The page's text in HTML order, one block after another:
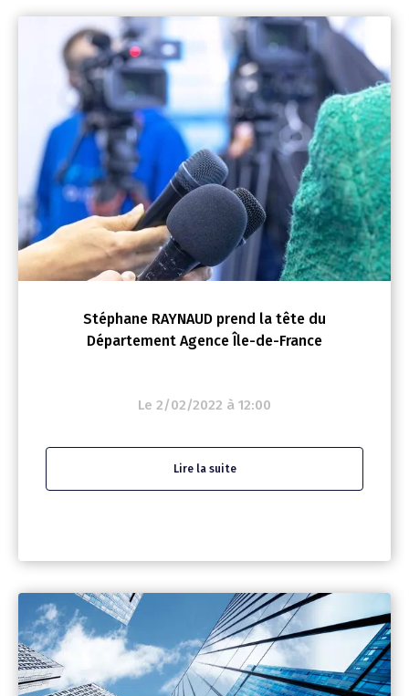
Stéphane RAYNAUD prend la tête du
Département Agence Île-de-France
Le 2/02/2022 à 12:00
Lire la suite